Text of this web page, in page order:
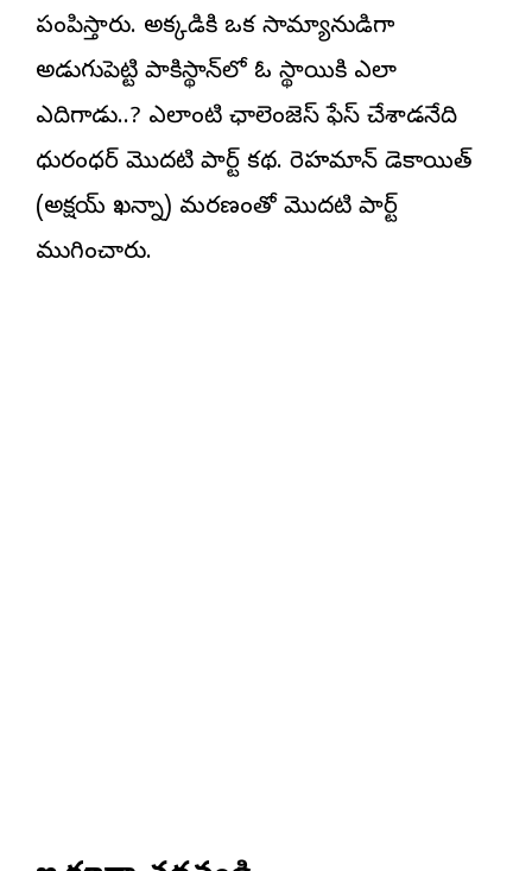
పంపిస్తారు. అక్కడికి ఒక సామ్యానుడిగా
అడుగుపెట్టి పాకిస్థాన్‌లో ఓ స్థాయికి ఎలా
ఎదిగాడు..? ఎలాంటి ఛాలెంజెస్ ఫేస్ చేశాడనేది
ధురంధర్ మొదటి పార్ట్ కథ. రెహమాన్ డెకాయిత్
(అక్షయ్ ఖన్నా) మరణంతో మొదటి పార్ట్‌ని
ముగించారు.